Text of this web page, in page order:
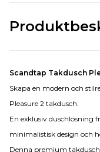
Scandtap Takdusch
Skapa en modern och
Pleasure 2 takdusch.
En exklusiv duschlösning
minimalistisk design och
Denna premium